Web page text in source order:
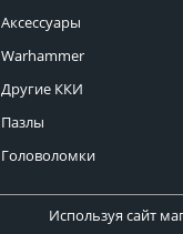
Аксессуары
Warhammer
Другие ККИ
Пазлы
Головоломки
Используя сайт